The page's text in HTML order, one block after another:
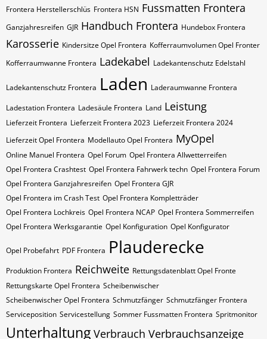
Frontera​​​​​ Herstellerschlüs Frontera​​​​​ HSN Fussmatten Frontera
Ganzjahresreifen GJR Handbuch Frontera Hundebox Frontera
Karosserie Kindersitze Opel Frontera Kofferraumvolumen Opel Fronter
Kofferraumwanne Frontera Ladekabel Ladekantenschutz Edelstahl
Ladekantenschutz Frontera Laden Laderaumwanne Frontera
Ladestation Frontera Ladesäule Frontera Land Leistung
Lieferzeit Frontera Lieferzeit Frontera 2023 Lieferzeit Frontera 2024
Lieferzeit Opel Frontera Modellauto Opel Frontera MyOpel
Online Manuel Frontera Opel Forum Opel Frontera Allwetterreifen
Opel Frontera Crashtest Opel Frontera Fahrwerk techn Opel Frontera Forum
Opel Frontera Ganzjahresreifen Opel Frontera GJR
Opel Frontera im Crash Test Opel Frontera Kompletträder
Opel Frontera Lochkreis Opel Frontera NCAP Opel Frontera Sommerreifen
Opel Frontera Werksgarantie Opel Konfiguration Opel Konfigurator
Opel Probefahrt PDF Frontera Plauderecke
Produktion Frontera Reichweite Rettungsdatenblatt Opel Fronte
Rettungskarte Opel Frontera Scheibenwischer
Scheibenwischer Opel​ Frontera Schmutzfänger Schmutzfänger Frontera
Serviceposition Servicestellung Sommer Fussmatten Frontera Spritmonitor
Unterhaltung Verbrauch Verbrauchsanzeige